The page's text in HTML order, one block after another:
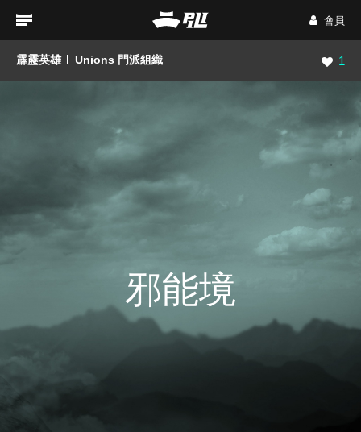
會員
霹靂英雄 Unions 門派組織 瀏覽
1
邪能境